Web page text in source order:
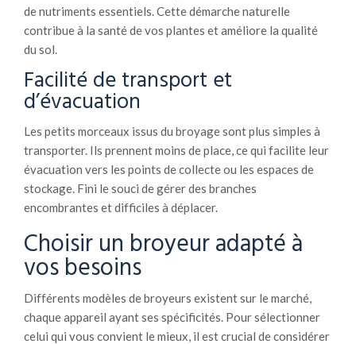
de nutriments essentiels. Cette démarche naturelle
contribue à la santé de vos plantes et améliore la qualité
du sol.
Facilité de transport et
d’évacuation
Les petits morceaux issus du broyage sont plus simples à
transporter. Ils prennent moins de place, ce qui facilite leur
évacuation vers les points de collecte ou les espaces de
stockage. Fini le souci de gérer des branches
encombrantes et difficiles à déplacer.
Choisir un broyeur adapté à
vos besoins
Différents modèles de broyeurs existent sur le marché,
chaque appareil ayant ses spécificités. Pour sélectionner
celui qui vous convient le mieux, il est crucial de considérer